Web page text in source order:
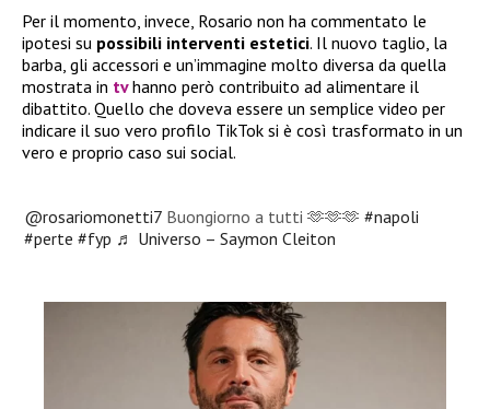
Per il momento, invece, Rosario non ha commentato le
ipotesi su possibili interventi estetici. Il nuovo taglio, la
barba, gli accessori e un’immagine molto diversa da quella
mostrata in tvhanno però contribuito ad alimentare il
dibattito. Quello che doveva essere un semplice video per
indicare il suo vero profilo TikTok si è così trasformato in un
vero e proprio caso sui social.
@rosariomonetti7 Buongiorno a tutti 🫶🫶🫶#napoli
#perte #fyp ♬ Universo – Saymon Cleiton